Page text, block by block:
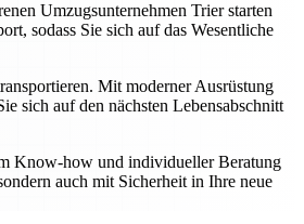
Umzugsunternehmen Trier starten
sodass Sie sich auf das Wesentliche
Mit moderner Ausrüstung
sich auf den nächsten Lebensabschnitt
Know-how und individueller Beratung
auch mit Sicherheit in Ihre neue